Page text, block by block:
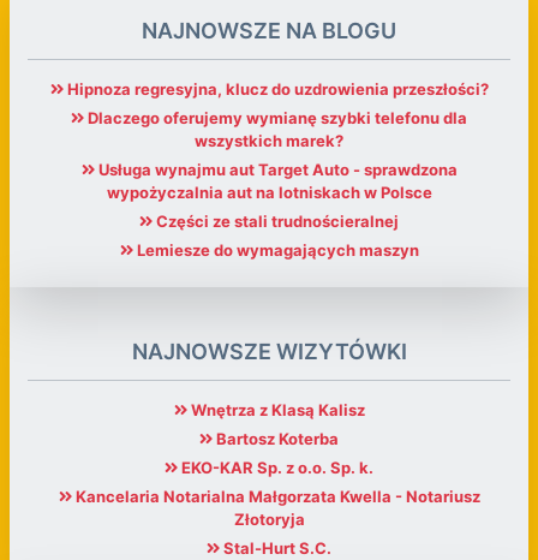
NAJNOWSZE NA BLOGU
Hipnoza regresyjna, klucz do uzdrowienia przeszłości?
Dlaczego oferujemy wymianę szybki telefonu dla
wszystkich marek?
Usługa wynajmu aut Target Auto - sprawdzona
wypożyczalnia aut na lotniskach w Polsce
Części ze stali trudnościeralnej
Lemiesze do wymagających maszyn
NAJNOWSZE WIZYTÓWKI
Wnętrza z Klasą Kalisz
Bartosz Koterba
EKO-KAR Sp. z o.o. Sp. k.
Kancelaria Notarialna Małgorzata Kwella - Notariusz
Złotoryja
Stal-Hurt S.C.